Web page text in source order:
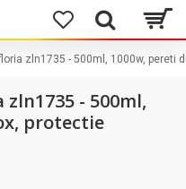
zln1735 - 500ml, 1000w, pereti
- 500ml,
protectie